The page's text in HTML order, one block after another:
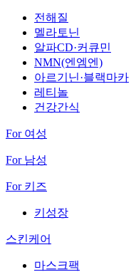
전해질
멜라토닌
알파CD·커큐민
NMN(엔엠엔)
아르기닌·블랙마카
레티놀
건강간식
For 여성
For 남성
For 키즈
키성장
스킨케어
마스크팩